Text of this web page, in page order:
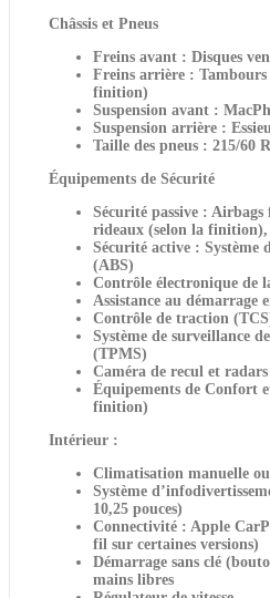
Châssis et Pneus
Freins avant : Disques
Freins arrière : Tambours
finition)
Suspension avant :
Suspension arrière :
Taille des pneus : 215/60
Équipements de Sécurité
Sécurité passive :
rideaux (selon la
Sécurité active : Système
(ABS)
Contrôle électronique de
Assistance au démarrage
Contrôle de traction
Système de surveillance
(TPMS)
Caméra de recul et
Équipements de Confort
finition)
Intérieur :
Climatisation manuelle
Système
10,25 pouces)
Connectivité : Apple
fil sur certaines versions)
Démarrage sans clé
mains libres